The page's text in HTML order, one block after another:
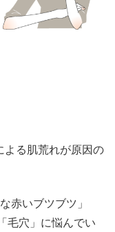
よる肌荒れが原因の
赤いブツブツ」
毛穴」に悩んでい